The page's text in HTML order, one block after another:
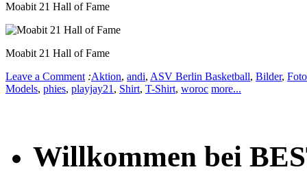
Moabit 21 Hall of Fame
Moabit 21 Hall of Fame
Leave a Comment :Aktion, andi, ASV Berlin Basketball, Bilder,
Models, phies, playjay21, Shirt, T-Shirt, woroc more...
Willkommen bei